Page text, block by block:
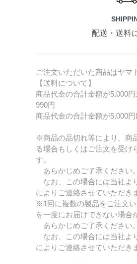
配送・送料
ご注文いただいた商品はヤマ
【送料について】
商品代金の合計金額が5,000
990円
商品代金の合計金額が5,000
※商品の品切れ等により、商
る場合もしくはご注文を受け
す。
あらかじめご了承ください。
なお、この場合には当社よ
によりご連絡させていただき
※1回に複数の製品をご注文
を一度にお届けできない場合
あらかじめご了承ください。
なお、この場合には当社よ
によりご連絡させていただき